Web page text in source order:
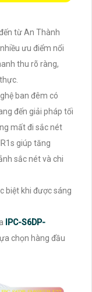
từ An Thành
ưu điểm nổi
thu rõ ràng,
ban đêm có
đến giải pháp tối
mất đi sắc nét
giúp tăng
sắc nét và chi
biệt khi được sáng
IPC-S6DP-
chọn hàng đầu